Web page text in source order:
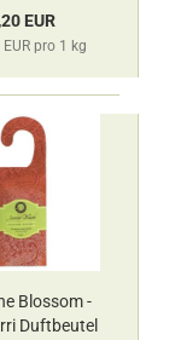
EUR
pro 1 kg
Blossom -
Duftbeutel